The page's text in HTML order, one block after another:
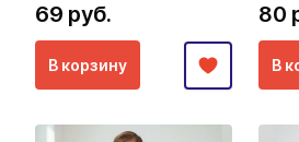
69 руб.
В корзину
80
В